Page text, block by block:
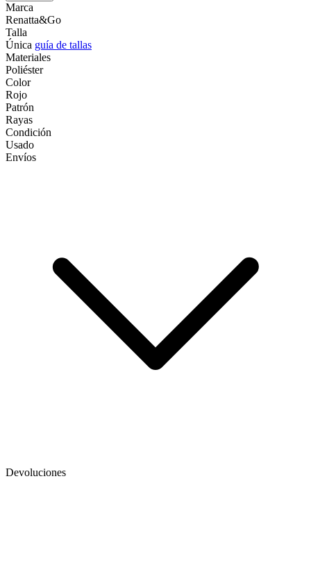
Marca
Renatta&Go
Talla
Única guía de tallas
Materiales
Poliéster
Color
Rojo
Patrón
Rayas
Condición
Usado
Envíos
Devoluciones